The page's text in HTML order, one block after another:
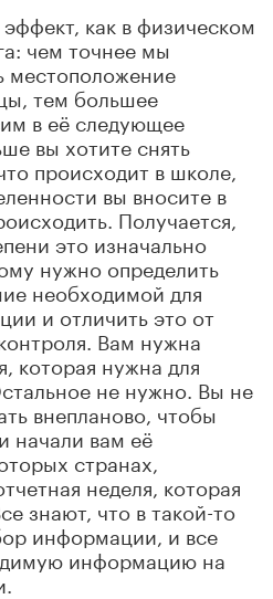
как в физическом
чем точнее мы
местоположение
тем большее
в её следующее
вы хотите снять
происходит в школе,
вы вносите в
Получается,
это изначально
нужно определить
необходимой для
и отличить это от
Вам нужна
которая нужна для
не нужно. Вы не
внепланово, чтобы
начали вам её
странах,
неделя, которая
знают, что в такой-то
информации, и все
информацию на